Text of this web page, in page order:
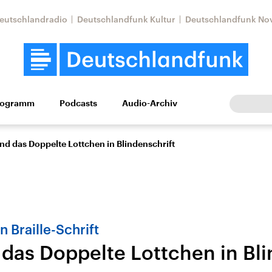
Deutschlandfunk Kultur Deutschlandfunk
Wissen Kultur Europa
Nahostkonflikt
Iran
Podcasts Audio-Archiv
das Doppelte Lottchen in Blindenschrift
Braille-Schrift
das Doppelte Lottchen in